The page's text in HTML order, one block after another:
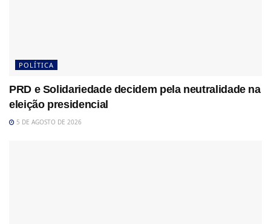
POLÍTICA
PRD e Solidariedade decidem pela neutralidade na
eleição presidencial
5 DE AGOSTO DE 2026